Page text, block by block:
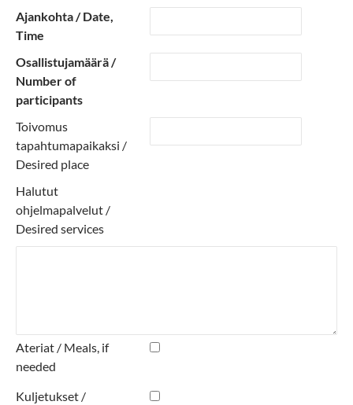
Ajankohta / Date,
Time
Osallistujamäärä /
Number of
participants
Toivomus
tapahtumapaikaksi /
Desired place
Halutut
ohjelmapalvelut /
Desired services
Ateriat / Meals, if
needed
Kuljetukset /